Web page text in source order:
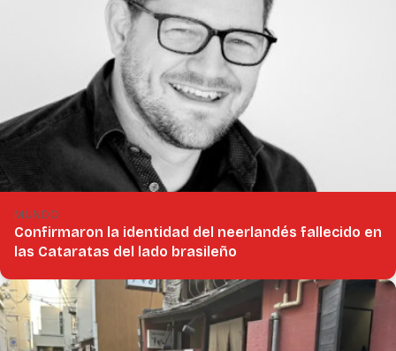
MUNDO
Confirmaron la identidad del neerlandés fallecido en
las Cataratas del lado brasileño